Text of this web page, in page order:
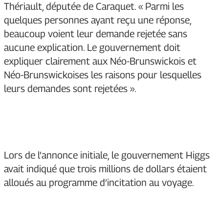
Thériault, députée de Caraquet. « Parmi les
quelques personnes ayant reçu une réponse,
beaucoup voient leur demande rejetée sans
aucune explication. Le gouvernement doit
expliquer clairement aux Néo-Brunswickois et
Néo-Brunswickoises les raisons pour lesquelles
leurs demandes sont rejetées ».
Lors de l’annonce initiale, le gouvernement Higgs
avait indiqué que trois millions de dollars étaient
alloués au programme d’incitation au voyage.